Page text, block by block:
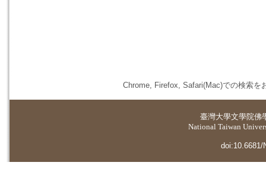
Chrome, Firefox, Safari(Mac)での検索を
臺灣大學文學院佛
National Taiwan
doi:10.6681/